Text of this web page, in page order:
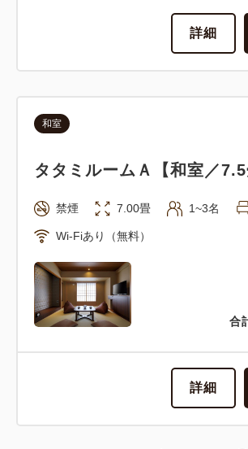
詳細
合
和室
タタミルームＡ【和室／7.5
禁煙 7.00畳 1~3名
Wi-Fiあり（無料）
詳細